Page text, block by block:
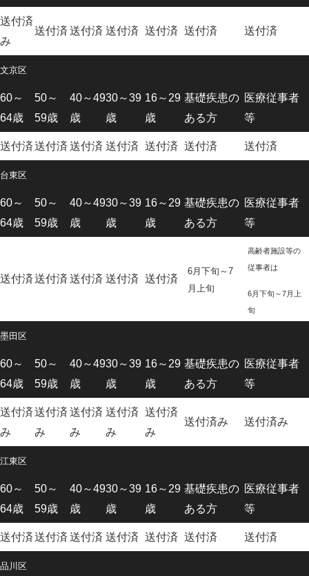
送付済
み
送付済 送付済 送付済 送付済 送付済 送付済
文京区
60～
64歳
50～
59歳
40～49
歳
30～39
歳
16～29
歳
基礎疾患の
ある方
医療従事者
等
送付済送付済 送付済 送付済 送付済 送付済 送付済
台東区
60～
64歳
50～
59歳
40～49
歳
30～39
歳
16～29
歳
基礎疾患の
ある方
医療従事者
等
送付済送付済 送付済 送付済 送付済
6月下旬～ 7
月上旬
高齢者施設等の
従事者は
6月下旬～7月上
旬
墨田区
60～
64歳
50～
59歳
40～49
歳
30～39
歳
16～29
歳
基礎疾患の
ある方
医療従事者
等
送付済
み
送付済
み
送付済
み
送付済
み
送付済
み
送付済み 送付済み
江東区
60～
64歳
50～
59歳
40～49
歳
30～39
歳
16～29
歳
基礎疾患の
ある方
医療従事者
等
送付済送付済 送付済 送付済 送付済 送付済 送付済
品川区